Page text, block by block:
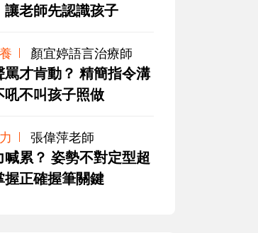
讓老師先認識孩子
顏宜婷語言治療師
罵才肯動？ 精簡指令溝
吼不叫孩子照做
張偉萍老師
累？ 姿勢不對定型超
握正確握筆關鍵